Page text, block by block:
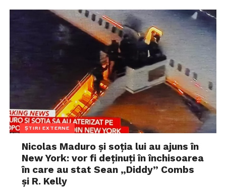
ȘTIRI EXTERNE
Nicolas Maduro și soția lui au ajuns în
New York: vor fi deținuți în închisoarea
în care au stat Sean „Diddy” Combs
și R. Kelly